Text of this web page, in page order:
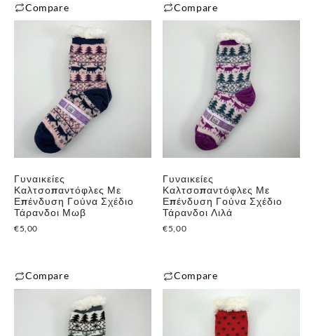
Compare Compare
Γυναικείες
Καλτσοπαντόφλες Με
Επένδυση Γούνα Σχέδιο
Τάρανδοι Μωβ
€5,00
Compare
Γυναικείες
Καλτσοπαντόφλες Με
Επένδυση Γούνα Σχέδιο
Τάρανδοι Λιλά
€5,00
Compare